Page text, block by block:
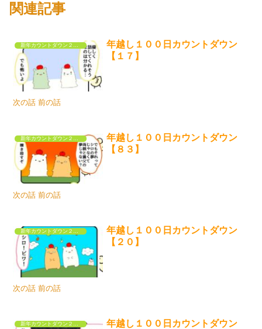
関連記事
新年カウントダウン２０２５
年越し１００日カウントダウン
【１７】
次の話 前の話
年越し１００日カウントダウン
【８３】
次の話 前の話
新年カウントダウン２０２５
年越し１００日カウントダウン
【２０】
次の話 前の話
新年カウントダウン２０２５
年越し１００日カウントダウン